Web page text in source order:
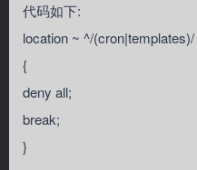
代码如下:
location ~ ^/(cron|templates)/
{
deny all;
break;
}